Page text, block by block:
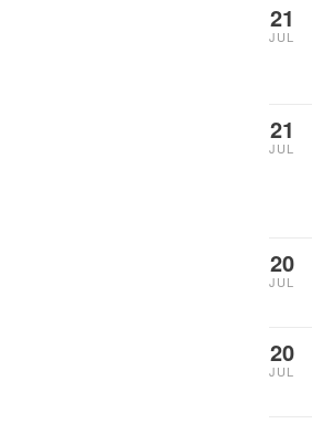
21
JUL
21
JUL
20
JUL
20
JUL